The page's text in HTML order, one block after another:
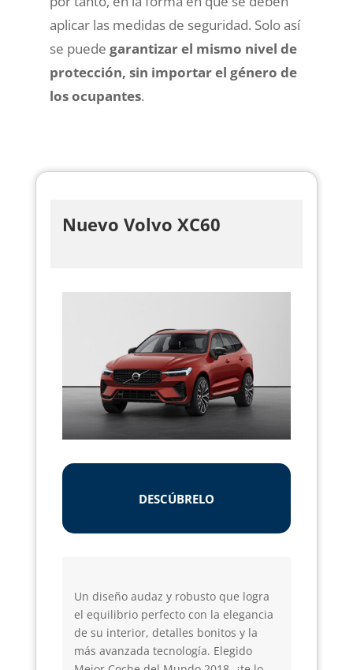
aplicar las medidas de seguridad. Solo así
se puede garantizar el mismo nivel de
protección, sin importar el género de
los ocupantes.
Nuevo Volvo XC60
DESCÚBRELO
Un diseño audaz y robusto que logra
el equilibrio perfecto con la elegancia
de su interior, detalles bonitos y la
más avanzada tecnología. Elegido